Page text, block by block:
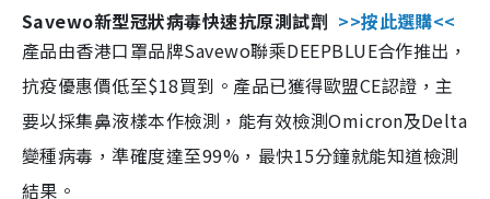
Savewo新型冠狀病毒快速抗原測試劑 >>按此選購<<
產品由香港口罩品牌Savewo聯乘DEEPBLUE合作推出，
抗疫優惠價低至$18買到。產品已獲得歐盟CE認證，主
要以採集鼻液樣本作檢測，能有效檢測Omicron及Delta
變種病毒，準確度達至99%，最快15分鐘就能知道檢測
結果。